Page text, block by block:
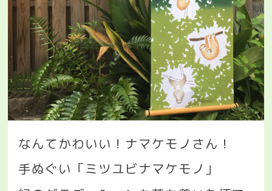
なんてかわいい！ナマケモノさん！
手ぬぐい「ミツユビナマケモノ」